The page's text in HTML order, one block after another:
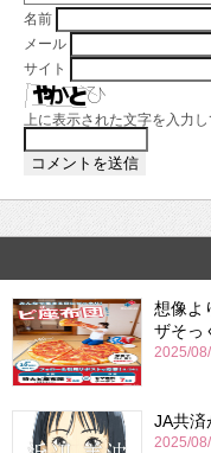
名前
メール
サイト
上に表示された文字を入力し
想像よ
ザそっ
2025/
JA共済
2025/